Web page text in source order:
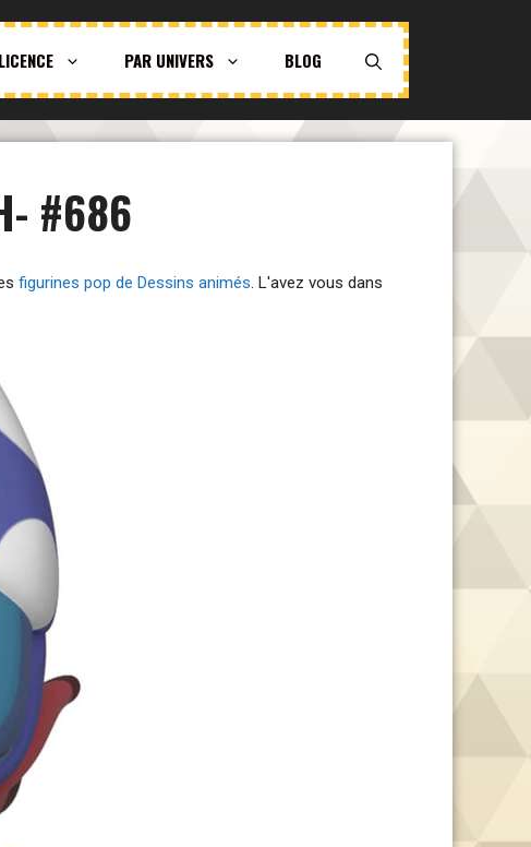
PAR UNIVERS BLOG
#686
figurines pop de Dessins animés. L'avez vous dans